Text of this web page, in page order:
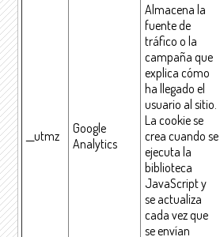
__utmz
Google
Analytics
Almacena la
fuente de
tráfico o la
campaña que
explica cómo
ha llegado el
usuario al sitio.
La cookie se
crea cuando se
ejecuta la
biblioteca
JavaScript y
se actualiza
cada vez que
se envían